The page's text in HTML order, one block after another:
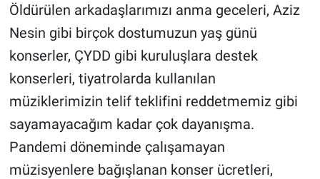
Öldürülen arkadaşlarımızı anma geceleri, Aziz
Nesin gibi birçok dostumuzun yaş günü
konserler, ÇYDD gibi kuruluşlara destek
konserleri, tiyatrolarda kullanılan
müziklerimizin telif teklifini reddetmemiz gibi
sayamayacağım kadar çok dayanışma.
Pandemi döneminde çalışamayan
müzisyenlere bağışlanan konser ücretleri,
Türkiye'nin Gündemi
Yerel Gündem
Yerel Yaşam
Canlı Yayın